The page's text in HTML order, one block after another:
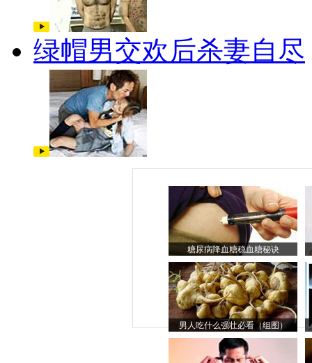
绿帽男交欢后杀妻自尽
糖尿病降血糖稳血糖秘诀
男人吃什么强壮必看（组图）